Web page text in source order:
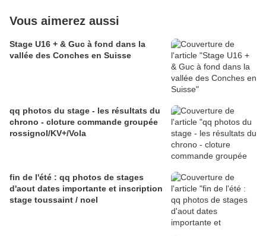
Vous aimerez aussi
Stage U16 + & Guc à fond dans la
vallée des Conches en Suisse
qq photos du stage - les résultats du
chrono - cloture commande groupée
rossignol/KV+/Vola
fin de l'été : qq photos de stages
d'aout dates importante et inscription
stage toussaint / noel